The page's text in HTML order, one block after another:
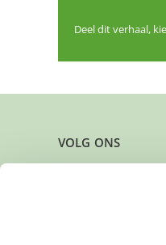
Deel dit verhaal,
VOLG ONS